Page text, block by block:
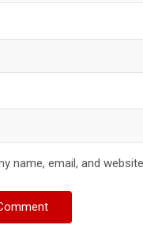
name, email, and